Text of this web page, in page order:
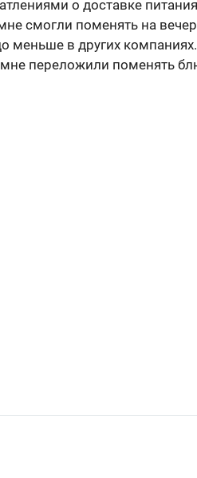
о доставке
смогли поменять на
меньше в других
переложили поменять